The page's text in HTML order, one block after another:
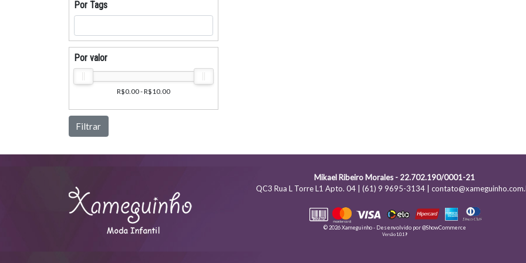
Por Tags
Por valor
R$0.00 - R$10.00
Filtrar
Mikael Ribeiro Morales - 22.702.190/0001-21
QC3 Rua L Torre L1 Apto. 04 | (61) 9 9695-3134 |
© 2026 Xameguinho - Desenvolvido por@ShowCommerce
Versão 1.0.19